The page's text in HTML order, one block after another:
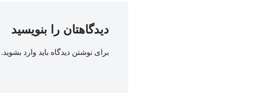
دیدگاهتان را بنویسید
برای نوشتن دیدگاه باید وارد بشوید.